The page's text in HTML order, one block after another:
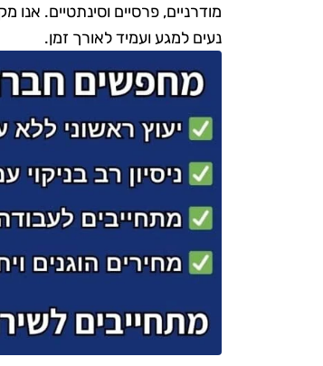
מודרניים, פרסיים וסינתטיים.
נעים למגע ועמיד לאורך זמן.